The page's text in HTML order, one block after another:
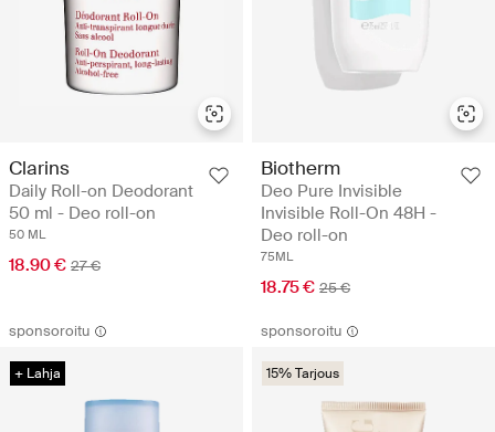
Clarins
Daily Roll-on Deodorant
50 ml - Deo roll-on
50 ML
18.90 € 27 €
Biotherm
Deo Pure Invisible
Invisible Roll-On 48H -
Deo roll-on
75ML
18.75 € 25 €
sponsoroitu
+ Lahja
sponsoroitu
15% Tarjous